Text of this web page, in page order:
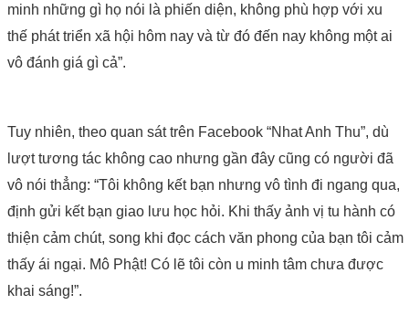
minh những gì họ nói là phiến diện, không phù hợp với xu
thế phát triển xã hội hôm nay và từ đó đến nay không một ai
vô đánh giá gì cả”.
Tuy nhiên, theo quan sát trên Facebook “Nhat Anh Thu”, dù
lượt tương tác không cao nhưng gần đây cũng có người đã
vô nói thẳng: “Tôi không kết bạn nhưng vô tình đi ngang qua,
định gửi kết bạn giao lưu học hỏi. Khi thấy ảnh vị tu hành có
thiện cảm chút, song khi đọc cách văn phong của bạn tôi cảm
thấy ái ngại. Mô Phật! Có lẽ tôi còn u minh tâm chưa được
khai sáng!”.